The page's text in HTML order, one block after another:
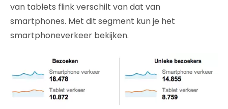
van tablets flink verschilt van dat van
smartphones. Met dit segment kun je het
smartphoneverkeer bekijken.